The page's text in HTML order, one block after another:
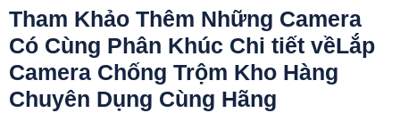
Tham Khảo Thêm Những Camera
Có Cùng Phân Khúc Chi tiết vềLắp
Camera Chống Trộm Kho Hàng
Chuyên Dụng Cùng Hãng